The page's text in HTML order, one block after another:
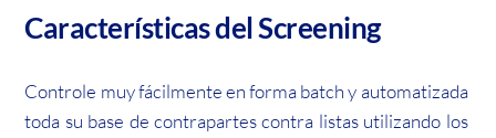
Características delScreening
Controle muy fácilmente en forma batch y automatizada
toda su base de contrapartes contra listas utilizando los